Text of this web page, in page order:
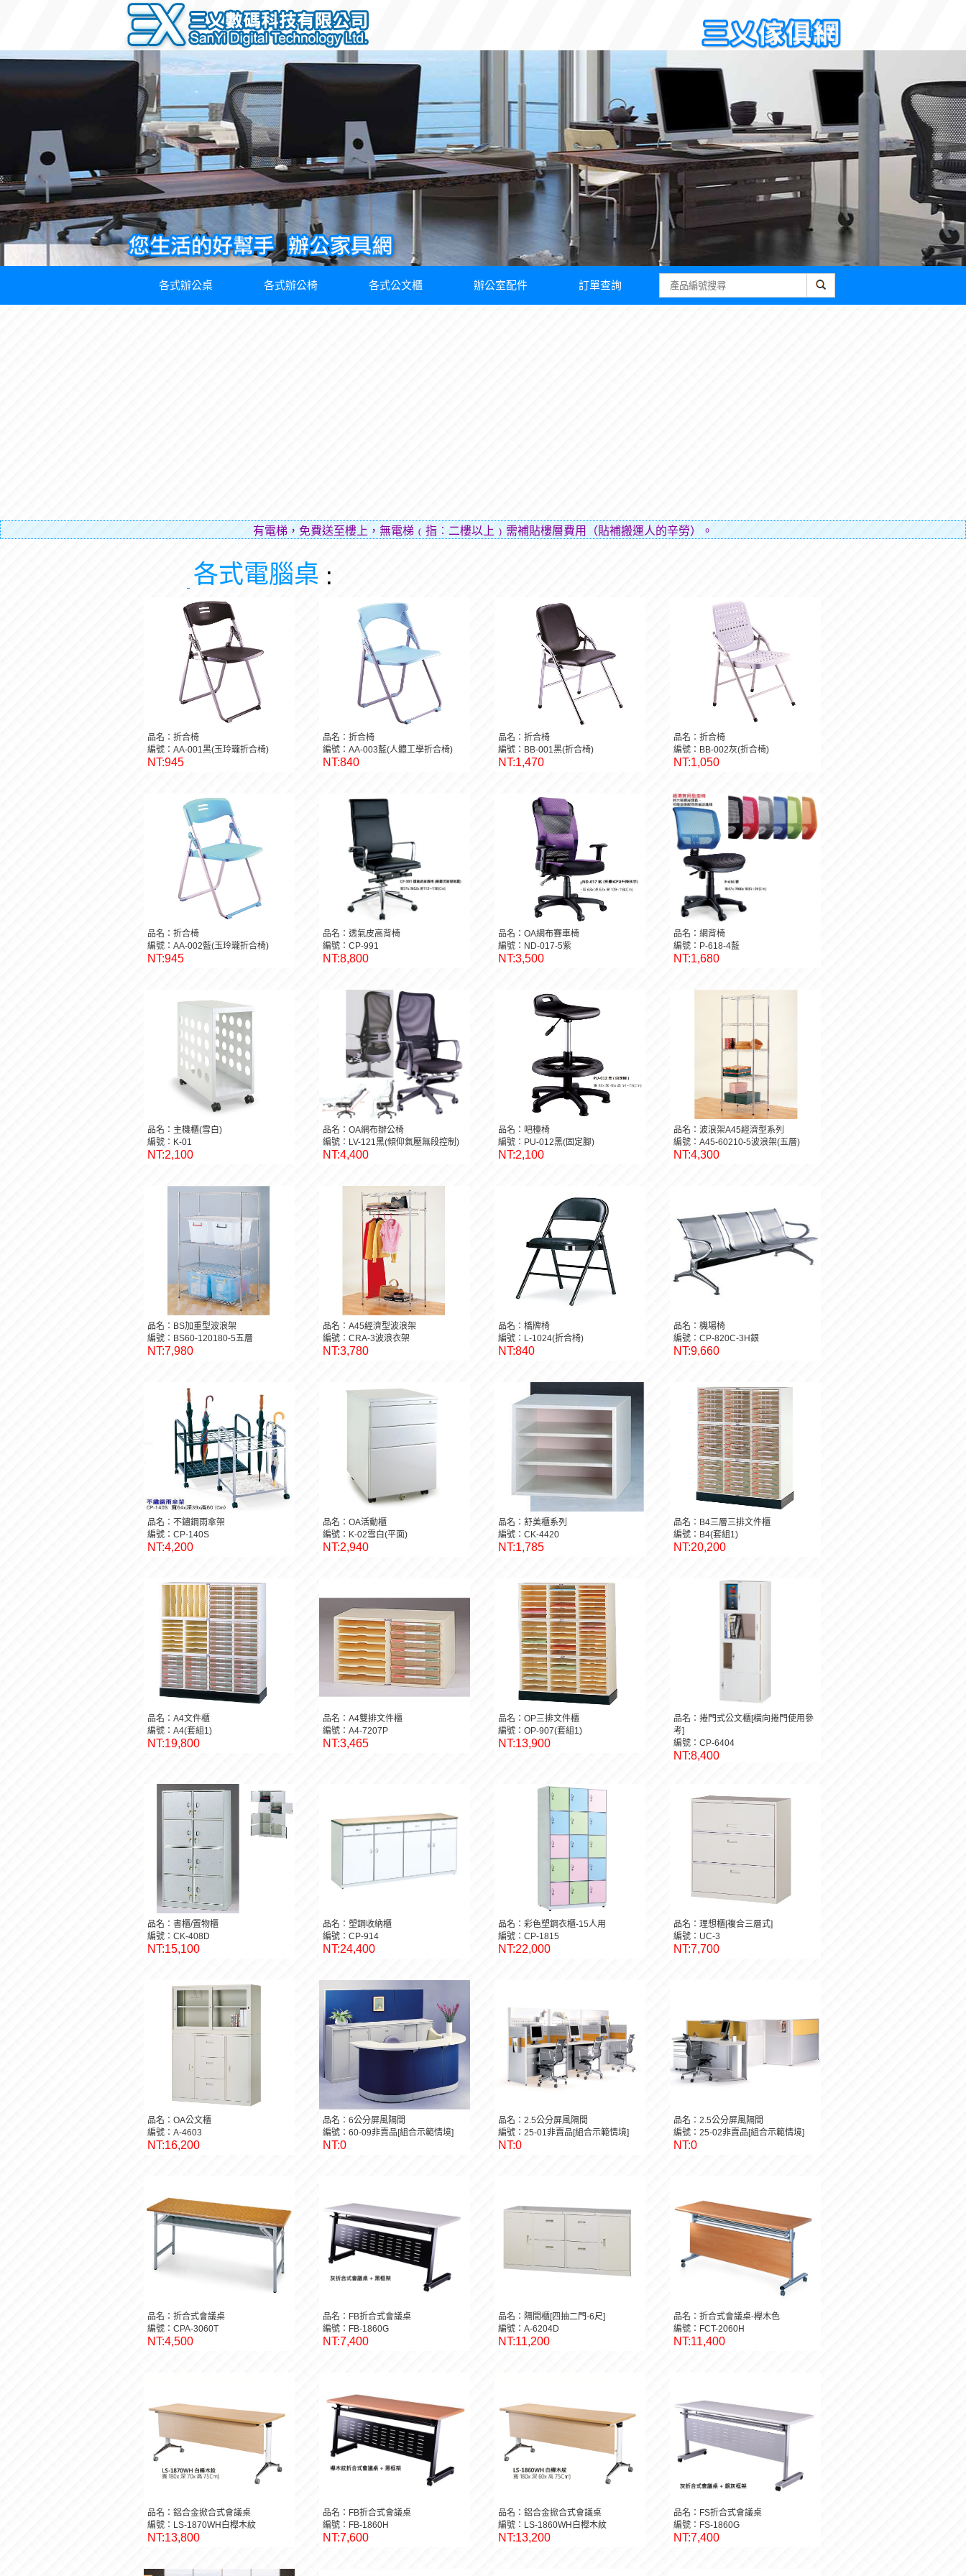
各式辦公桌 各式辦公椅 各式公文櫃 辦公室配件 訂單查詢
有電梯，免費送至樓上，無電梯﹙指︰二樓以上﹚需補貼樓層費用（貼補搬運人的辛勞）。
各式電腦桌 :
品名：折合椅
編號：AA-001黑(玉玲瓏折合椅)
NT:945
品名：折合椅
編號：AA-003藍(人體工學折合椅)
NT:840
品名：折合椅
編號：BB-001黑(折合椅)
NT:1,470
品名：折合椅
編號：BB-002灰(折合椅)
NT:1,050
品名：折合椅
編號：AA-002藍(玉玲瓏折合椅)
NT:945
品名：透氣皮高背椅
編號：CP-991
NT:8,800
品名：OA網布賽車椅
編號：ND-017-5紫
NT:3,500
品名：網背椅
編號：P-618-4藍
NT:1,680
品名：主機櫃(雪白)
編號：K-01
NT:2,100
品名：OA網布辦公椅
編號：LV-121黑(傾仰氣壓無段控制)
NT:4,400
品名：吧檯椅
編號：PU-012黑(固定腳)
NT:2,100
品名：波浪架A45經濟型系列
編號：A45-60210-5波浪架(五層)
NT:4,300
品名：BS加重型波浪架
編號：BS60-120180-5五層
NT:7,980
品名：A45經濟型波浪架
編號：CRA-3波浪衣架
NT:3,780
品名：橋牌椅
編號：L-1024(折合椅)
NT:840
品名：機場椅
編號：CP-820C-3H銀
NT:9,660
品名：不鏽鋼雨傘架
編號：CP-140S
NT:4,200
品名：OA活動櫃
編號：K-02雪白(平面)
NT:2,940
品名：舒美櫃系列
編號：CK-4420
NT:1,785
品名：B4三層三排文件櫃
編號：B4(套組1)
NT:20,200
品名：A4文件櫃
編號：A4(套組1)
NT:19,800
品名：A4雙排文件櫃
編號：A4-7207P
NT:3,465
品名：OP三排文件櫃
編號：OP-907(套組1)
NT:13,900
品名：捲門式公文櫃[橫向捲門使用參
考]
編號：CP-6404
NT:8,400
品名：書櫃/置物櫃
編號：CK-408D
NT:15,100
品名：塑鋼收納櫃
編號：CP-914
NT:24,400
品名：彩色塑鋼衣櫃-15人用
編號：CP-1815
NT:22,000
品名：理想櫃[複合三層式]
編號：UC-3
NT:7,700
品名：OA公文櫃
編號：A-4603
NT:16,200
品名：6公分屏風隔間
編號：60-09非賣品[組合示範情境]
NT:0
品名：2.5公分屏風隔間
編號：25-01非賣品[組合示範情境]
NT:0
品名：2.5公分屏風隔間
編號：25-02非賣品[組合示範情境]
NT:0
品名：折合式會議桌
編號：CPA-3060T
NT:4,500
品名：FB折合式會議桌
編號：FB-1860G
NT:7,400
品名：隔間櫃[四抽二門-6尺]
編號：A-6204D
NT:11,200
品名：折合式會議桌-櫸木色
編號：FCT-2060H
NT:11,400
品名：鋁合金掀合式會議桌
編號：LS-1870WH白櫸木紋
NT:13,800
品名：FB折合式會議桌
編號：FB-1860H
NT:7,600
品名：鋁合金掀合式會議桌
編號：LS-1860WH白櫸木紋
NT:13,200
品名：FS折合式會議桌
編號：FS-1860G
NT:7,400